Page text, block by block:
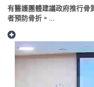
有醫護團體建議政府推行骨
者預防骨折。...